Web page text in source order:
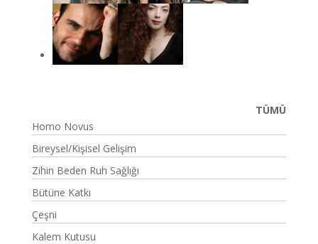
TÜMÜ
Homo Novus
Bireysel/Kişisel Gelişim
Zihin Beden Ruh Sağlığı
Bütüne Katkı
Çeşni
Kalem Kutusu